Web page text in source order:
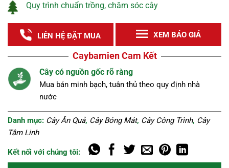
Quy trình chuẩn trồng, chăm sóc cây
LIÊN HỆ ĐẶT MUA XEM BÁO GIÁ
Caybamien Cam Kết
Nguồn cây tuyển chọn
Cây khỏe, đẹp, không sâu bệnh được lựa chọn kĩ
càng.
Danh mục: Cây Ăn Quả, Cây Bóng Mát, Cây Công Trình, Cây
Tâm Linh
Kết nối với chúng tôi: